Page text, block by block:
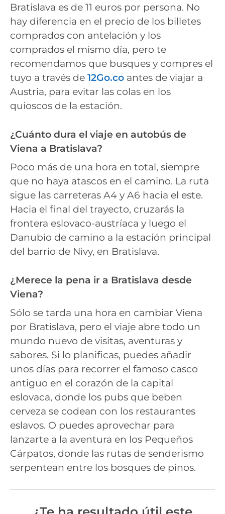
Bratislava es de 11 euros por persona. No
hay diferencia en el precio de los billetes
comprados con antelación y los
comprados el mismo día, pero te
recomendamos que busques y compres el
tuyo a través de 12Go.co antes de viajar a
Austria, para evitar las colas en los
quioscos de la estación.
¿Cuánto dura el viaje en autobús de
Viena a Bratislava?
Poco más de una hora en total, siempre
que no haya atascos en el camino. La ruta
sigue las carreteras A4 y A6 hacia el este.
Hacia el final del trayecto, cruzarás la
frontera eslovaco-austríaca y luego el
Danubio de camino a la estación principal
del barrio de Nivy, en Bratislava.
¿Merece la pena ir a Bratislava desde
Viena?
Sólo se tarda una hora en cambiar Viena
por Bratislava, pero el viaje abre todo un
mundo nuevo de visitas, aventuras y
sabores. Si lo planificas, puedes añadir
unos días para recorrer el famoso casco
antiguo en el corazón de la capital
eslovaca, donde los pubs que beben
cerveza se codean con los restaurantes
eslavos. O puedes aprovechar para
lanzarte a la aventura en los Pequeños
Cárpatos, donde las rutas de senderismo
serpentean entre los bosques de pinos.